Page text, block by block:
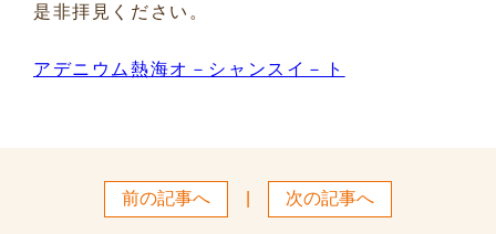
是非拝見ください。
アデニウム熱海オ－シャンスイ－ト
前の記事へ 次の記事へ